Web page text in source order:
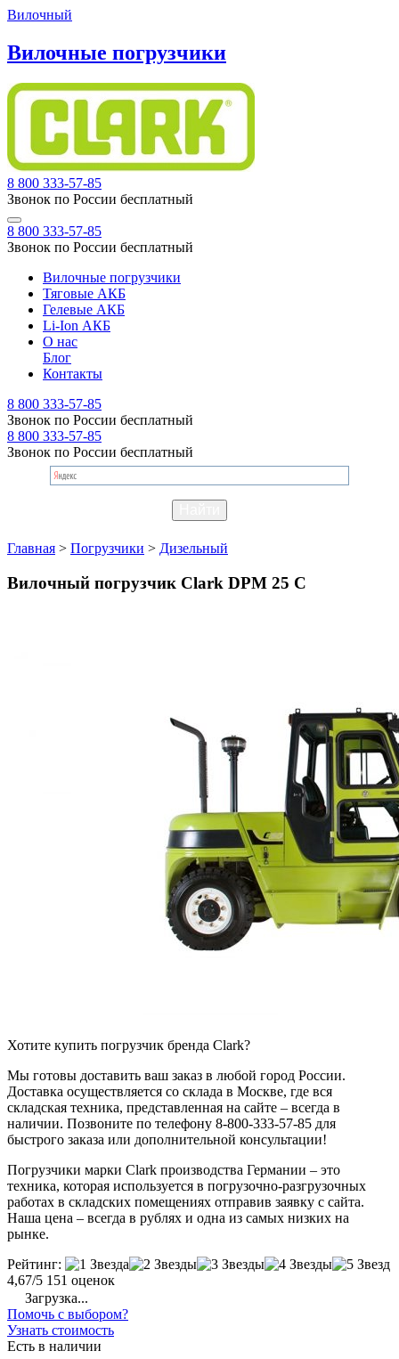
Вилочный
Вилочные погрузчики
8 800 333-57-85
Звонок по России бесплатный
8 800 333-57-85
Звонок по России бесплатный
Вилочные погрузчики
Тяговые АКБ
Гелевые АКБ
Li-Ion АКБ
О нас
Блог
Контакты
8 800 333-57-85
Звонок по России бесплатный
8 800 333-57-85
Звонок по России бесплатный
Главная > Погрузчики > Дизельный
Вилочный погрузчик Clark DPM 25 C
Хотите купить погрузчик бренда Clark?
Мы готовы доставить ваш заказ в любой город России.
Доставка осуществляется со склада в Москве, где вся
складская техника, представленная на сайте – всегда в
наличии. Позвоните по телефону 8-800-333-57-85 для
быстрого заказа или дополнительной консультации!
Погрузчики марки Clark производства Германии – это
техника, которая используется в погрузочно-разгрузочных
работах в складских помещениях отправив заявку с сайта.
Наша цена – всегда в рублях и одна из самых низких на
рынке.
Рейтинг:
4,67/5 151 оценок
Загрузка...
Помочь с выбором?
Узнать стоимость
Есть в наличии